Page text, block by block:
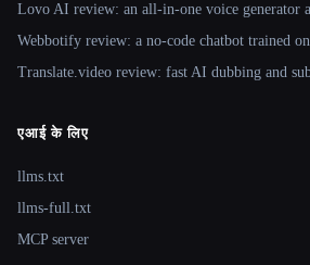
Lovo AI review: an all-in-one voice generator
Webbotify review: a no-code chatbot trained
Translate.video review: fast AI dubbing and
एआई के लिए
llms.txt
llms-full.txt
MCP server